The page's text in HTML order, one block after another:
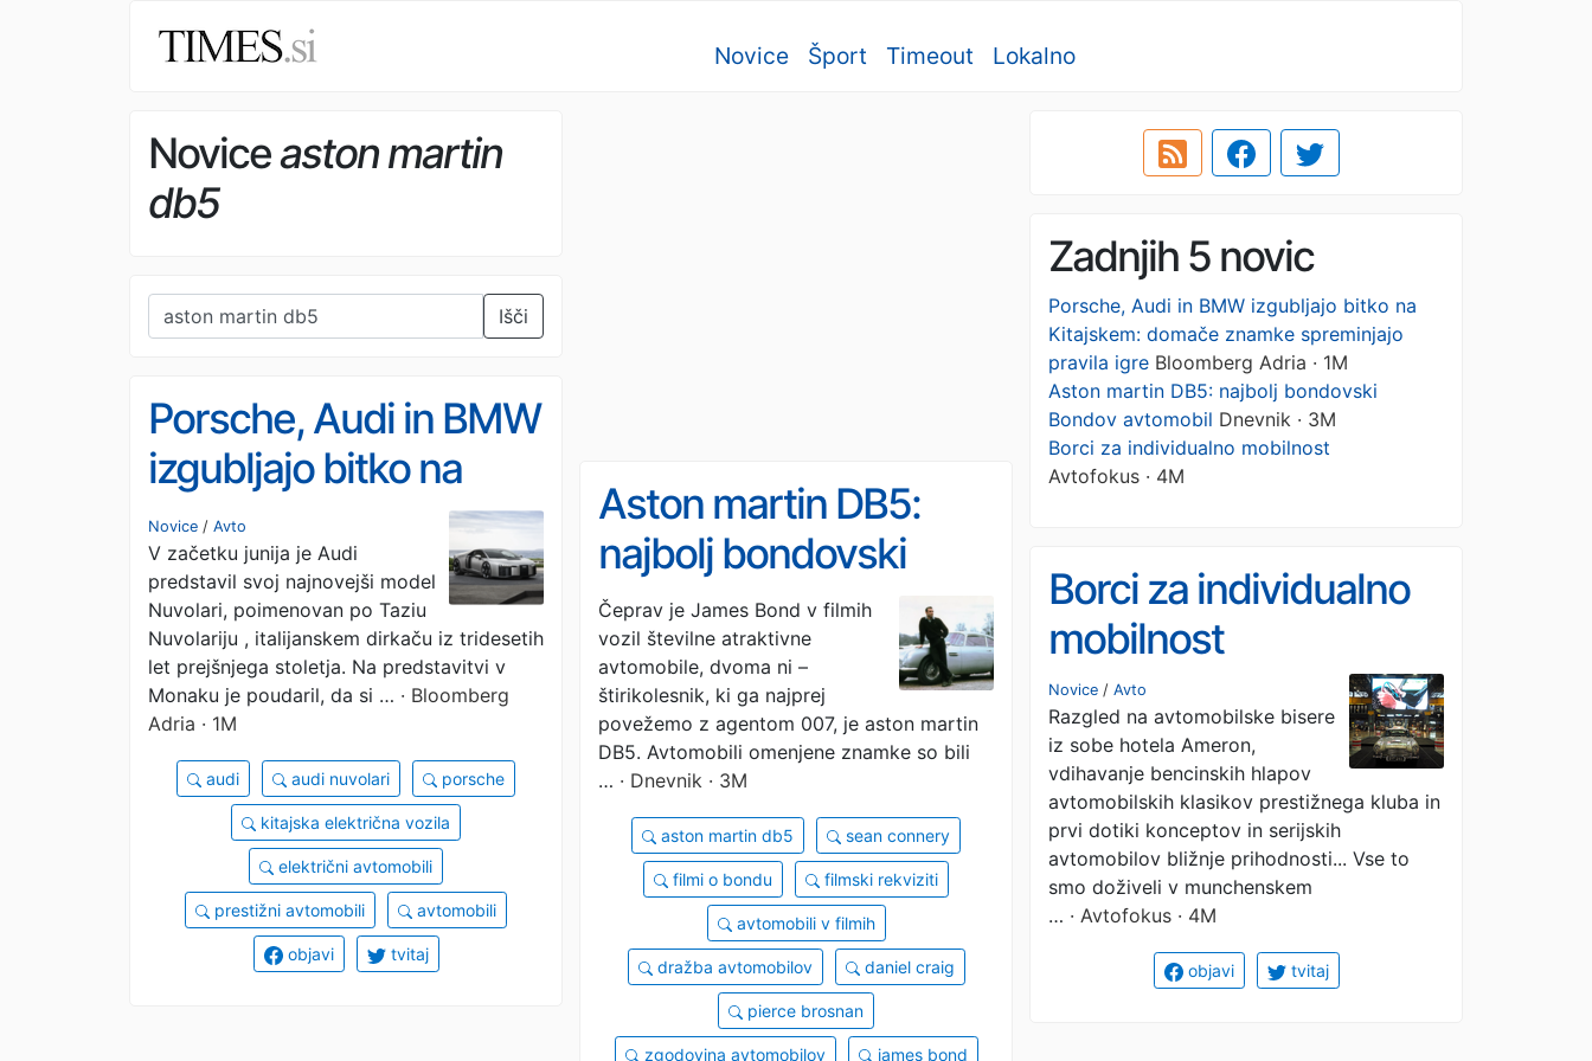
Novice Šport Timeout Lokalno
Noviceaston martin
db5
Išči
Zadnjih 5 novic
Porsche, Audi in BMW izgubljajo bitko na
Kitajskem: domače znamke spreminjajo
pravila igre Bloomberg Adria · 1M
Aston martin DB5: najbolj bondovski
Bondov avtomobil Dnevnik · 3M
Borci za individualno mobilnost
Avtofokus · 4M
Porsche, Audi in BMW
izgubljajo bitko na
Kitajskem: domače
znamke spreminjajo
pravila igre
Novice / Avto
V začetku junija je Audi
predstavil svoj najnovejši model
Nuvolari, poimenovan po Taziu
Nuvolariju , italijanskem dirkaču iz tridesetih
let prejšnjega stoletja. Na predstavitvi v
Monaku je poudaril, da si … · Bloomberg
Adria · 1M
audi audi nuvolari porsche
kitajska električna vozila
električni avtomobili
prestižni avtomobili avtomobili
objavi tvitaj
Aston martin DB5:
najbolj bondovski
Bondov avtomobil
Čeprav je James Bond v filmih
vozil številne atraktivne
avtomobile, dvoma ni –
štirikolesnik, ki ga najprej
povežemo z agentom 007, je aston martin
DB5. Avtomobili omenjene znamke so bili
… · Dnevnik · 3M
aston martin db5 sean connery
filmi o bondu filmski rekviziti
avtomobili v filmih
dražba avtomobilov daniel craig
pierce brosnan
zgodovina avtomobilov james bond
Borci za individualno
mobilnost
Novice / Avto
Razgled na avtomobilske bisere
iz sobe hotela Ameron,
vdihavanje bencinskih hlapov
avtomobilskih klasikov prestižnega kluba in
prvi dotiki konceptov in serijskih
avtomobilov bližnje prihodnosti... Vse to
smo doživeli v munchenskem
… · Avtofokus · 4M
objavi tvitaj